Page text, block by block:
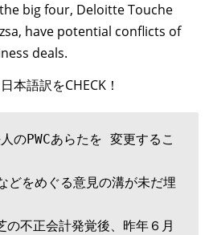
big four, Deloitte Touche
have potential conflicts of
deals.
本語訳をCHECK！
のPWCあらたを 変更するこ
どをめぐる意見の溝が未だ埋
の不正会計発覚後、昨年６月